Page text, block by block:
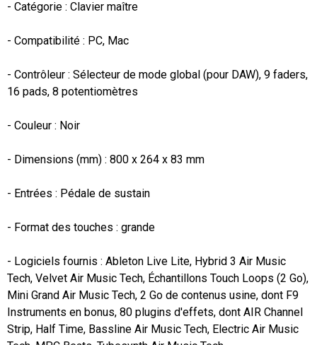
- Catégorie : Clavier maître
- Compatibilité : PC, Mac
- Contrôleur : Sélecteur de mode global (pour DAW), 9 faders,
16 pads, 8 potentiomètres
- Couleur : Noir
- Dimensions (mm) : 800 x 264 x 83 mm
- Entrées : Pédale de sustain
- Format des touches : grande
- Logiciels fournis : Ableton Live Lite, Hybrid 3 Air Music
Tech, Velvet Air Music Tech, Échantillons Touch Loops (2 Go),
Mini Grand Air Music Tech, 2 Go de contenus usine, dont F9
Instruments en bonus, 80 plugins d'effets, dont AIR Channel
Strip, Half Time, Bassline Air Music Tech, Electric Air Music